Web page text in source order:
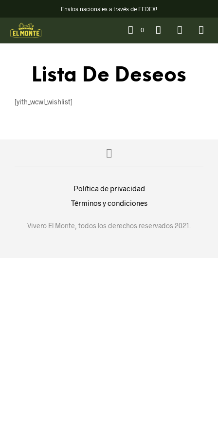
Envíos nacionales a través de FEDEX!
0
Lista De Deseos
[yith_wcwl_wishlist]
Política de privacidad
Términos y condiciones
Vivero El Monte, todos los derechos reservados 2021.